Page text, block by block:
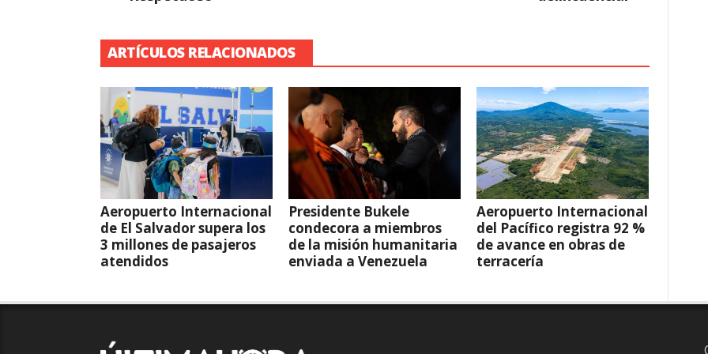
ARTÍCULOS RELACIONADOS
Aeropuerto Internacional
de El Salvador supera los
3 millones de pasajeros
atendidos
Presidente Bukele
condecora a miembros
de la misión humanitaria
enviada a Venezuela
Aeropuerto Internacional
del Pacífico registra 92 %
de avance en obras de
terracería